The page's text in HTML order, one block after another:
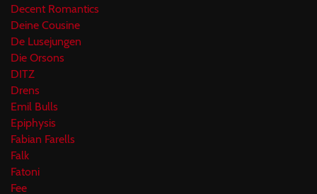
Decent Romantics
Deine Cousine
De Lusejungen
Die Orsons
DITZ
Drens
Emil Bulls
Epiphysis
Fabian Farells
Falk
Fatoni
Fee